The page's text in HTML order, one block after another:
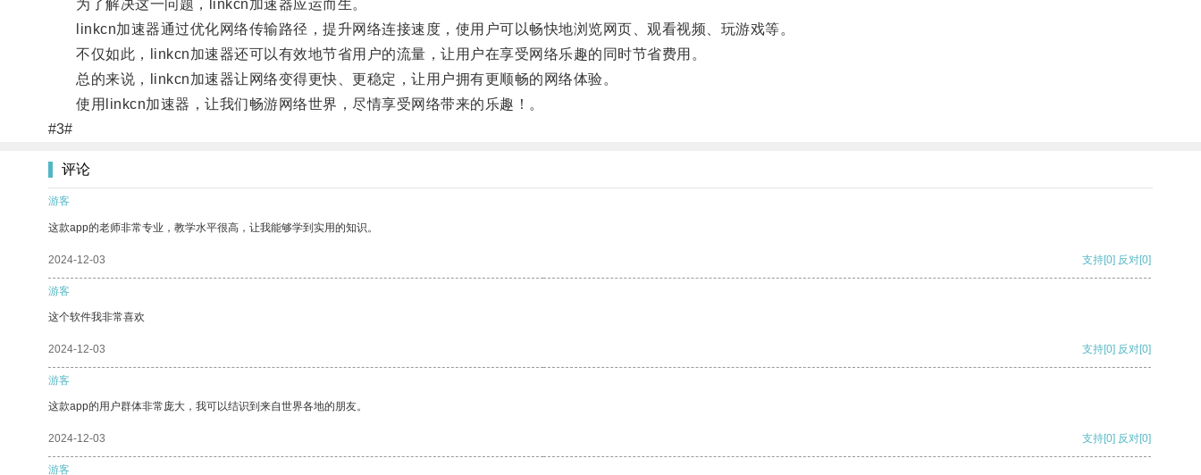
为了解决这一问题，linkcn加速器应运而生。
linkcn加速器通过优化网络传输路径，提升网络连接速度，使用户可以畅快地浏览网页、观看视频、玩游戏等。
不仅如此，linkcn加速器还可以有效地节省用户的流量，让用户在享受网络乐趣的同时节省费用。
总的来说，linkcn加速器让网络变得更快、更稳定，让用户拥有更顺畅的网络体验。
使用linkcn加速器，让我们畅游网络世界，尽情享受网络带来的乐趣！。
#3#
评论
游客
这款app的老师非常专业，教学水平很高，让我能够学到实用的知识。
2024-12-03 支持[0] 反对[0]
游客
这个软件我非常喜欢
2024-12-03 支持[0] 反对[0]
游客
这款app的用户群体非常庞大，我可以结识到来自世界各地的朋友。
2024-12-03 支持[0] 反对[0]
游客